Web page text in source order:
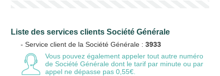
Liste des services clients Société Générale
- Service client de la Société Générale :3933
Vous pouvez également appeler tout autre numéro
de Société Générale dont le tarif par minute ou par
appel ne dépasse pas 0,55€.